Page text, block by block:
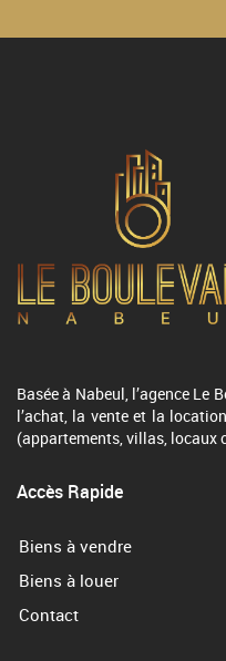
Basée à Nabeul, l’agence
l’achat, la vente et la
(appartements, villas, locaux
Accès Rapide
Biens à vendre
Biens à louer
Contact